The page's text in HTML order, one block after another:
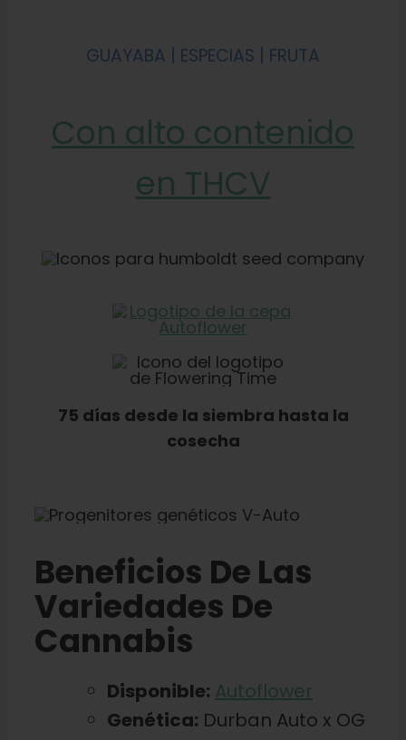
GUAYABA | ESPECIAS | FRUTA
Con alto contenido
en THCV
75 días desde la siembra hasta la
cosecha
Beneficios De Las
Variedades De
Cannabis
Disponible: Autoflower
Genética: Durban Auto x OG